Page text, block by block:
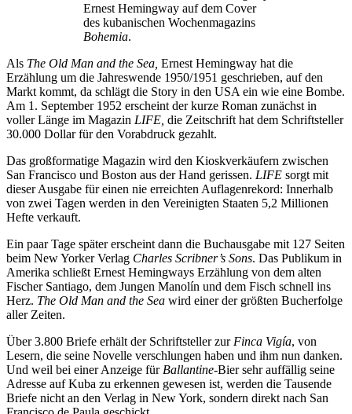
Ernest Hemingway auf dem Cover
des kubanischen Wochenmagazins
Bohemia.
Als The Old Man and the Sea, Ernest Hemingway hat die
Erzählung um die Jahreswende 1950/1951 geschrieben, auf den
Markt kommt, da schlägt die Story in den USA ein wie eine Bombe.
Am 1. September 1952 erscheint der kurze Roman zunächst in
voller Länge im Magazin LIFE, die Zeitschrift hat dem Schriftsteller
30.000 Dollar für den Vorabdruck gezahlt.
Das großformatige Magazin wird den Kioskverkäufern zwischen
San Francisco und Boston aus der Hand gerissen. LIFE sorgt mit
dieser Ausgabe für einen nie erreichten Auflagenrekord: Innerhalb
von zwei Tagen werden in den Vereinigten Staaten 5,2 Millionen
Hefte verkauft.
Ein paar Tage später erscheint dann die Buchausgabe mit 127 Seiten
beim New Yorker Verlag Charles Scribner’s Sons. Das Publikum in
Amerika schließt Ernest Hemingways Erzählung von dem alten
Fischer Santiago, dem Jungen Manolín und dem Fisch schnell ins
Herz. The Old Man and the Sea wird einer der größten Bucherfolge
aller Zeiten.
Über 3.800 Briefe erhält der Schriftsteller zur Finca Vigía, von
Lesern, die seine Novelle verschlungen haben und ihm nun danken.
Und weil bei einer Anzeige für Ballantine-Bier sehr auffällig seine
Adresse auf Kuba zu erkennen gewesen ist, werden die Tausende
Briefe nicht an den Verlag in New York, sondern direkt nach San